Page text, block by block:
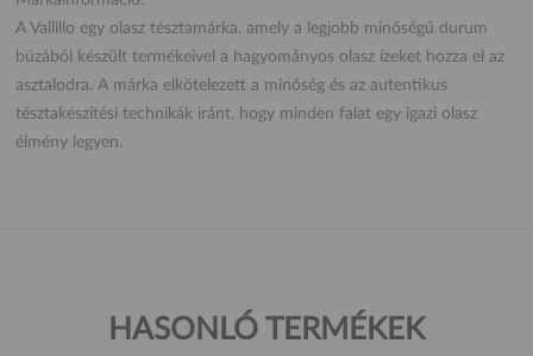
A Vallillo egy olasz tésztamárka, amely a legjobb minőségű durum
búzából készült termékeivel a hagyományos olasz ízeket hozza el az
asztalodra. A márka elkötelezett a minőség és az autentikus
tésztakészítési technikák iránt, hogy minden falat egy igazi olasz
élmény legyen.
HASONLÓ TERMÉKEK